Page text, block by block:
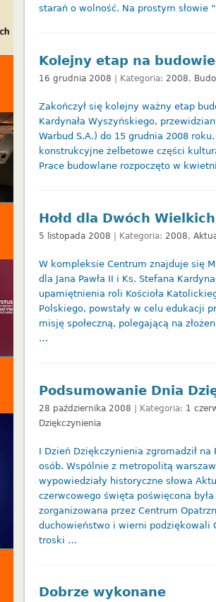
starań o wolność. Na prostym słowie
Kolejny etap na
16 grudnia 2008 | Kategoria: 2008,
Zakończył się kolejny ważny etap
Kardynała Wyszyńskiego,
Warbud S.A.) do 15 grudnia 2008
konstrukcyjne żelbetowe części
Prace budowlane rozpoczęto w
Hołd dla Dwóch
5 listopada 2008 | Kategoria: 2008,
W kompleksie Centrum znajduje się
dla Jana Pawła II i Ks. Stefana
upamiętnienia roli Kościoła
Polskiego, powstały w celu edukacji
misję społeczną, polegającą na
…
Podsumowanie Dnia
28 października 2008 | Kategoria: 1
Dziękczynienia
I Dzień Dziękczynienia zgromadził
osób. Wspólnie z metropolitą
wypowiedziały historyczne słowa
czerwcowego święta poświęcona
zorganizowana przez Centrum
duchowieństwo i wierni podziękowali
troski …
Dobrze wykonane